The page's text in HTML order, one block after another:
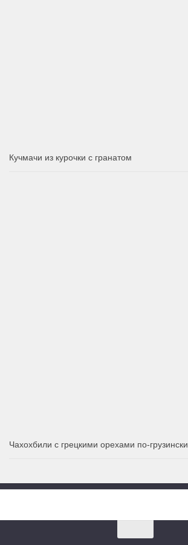
Кучмачи из курочки с гранатом
Чахохбили с грецкими орехами по-грузински